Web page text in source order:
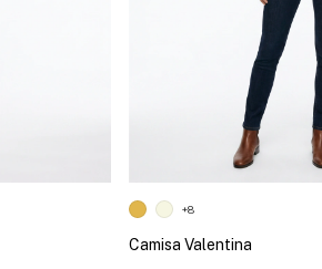
Camisa Valentina
+8